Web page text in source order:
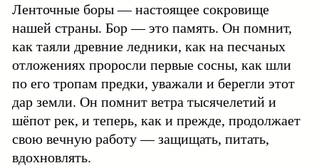
Ленточные боры — настоящее сокровище
нашей страны. Бор — это память. Он помнит,
как таяли древние ледники, как на песчаных
отложениях проросли первые сосны, как шли
по его тропам предки, уважали и берегли этот
дар земли. Он помнит ветра тысячелетий и
шёпот рек, и теперь, как и прежде, продолжает
свою вечную работу — защищать, питать,
вдохновлять.